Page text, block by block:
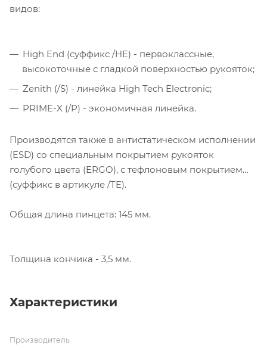
видов:
High End (суффикс /HE) - первоклассные,
высокоточные с гладкой поверхностью рукояток;
Zenith (/S) - линейка High Tech Electronic;
PRIME-X (/P) - экономичная линейка.
Производятся также в антистатическом исполнении
(ESD) со специальным покрытием рукояток
голубого цвета (ERGO), с тефлоновым покрытием
(суффикс в артикуле /TE).
Общая длина пинцета: 145 мм.
Толщина кончика - 3,5 мм.
Характеристики
Производитель